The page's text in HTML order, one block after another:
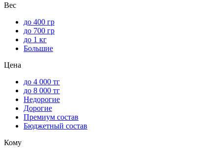
Вес
до 400 гр
до 700 гр
до 1 кг
Большие
Цена
до 4 000 тг
до 8 000 тг
Недорогие
Дорогие
Премиум состав
Бюджетный состав
Кому